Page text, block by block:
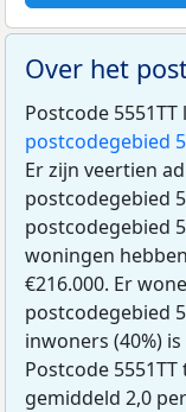
Over het
Postcode
postcodegebied
Er zijn veertien
postcodegebied
postcodegebied
woningen
€216.000. Er
postcodegebied
inwoners (40%)
Postcode
gemiddeld 2,0